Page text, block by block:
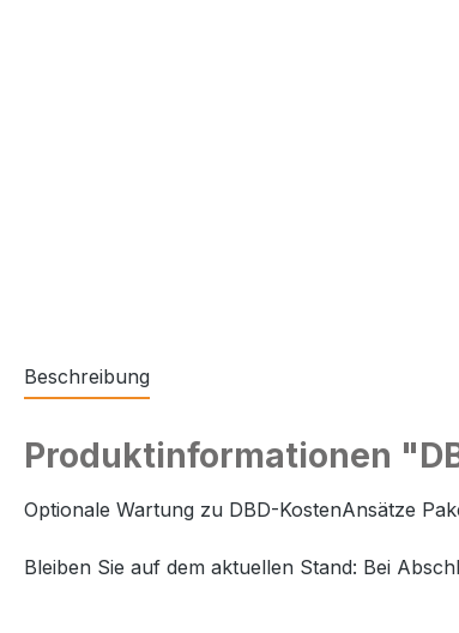
Beschreibung
Produktinformationen
Optionale Wartung zu DBD-KostenAnsätze
Bleiben Sie auf dem aktuellen Stand: Bei